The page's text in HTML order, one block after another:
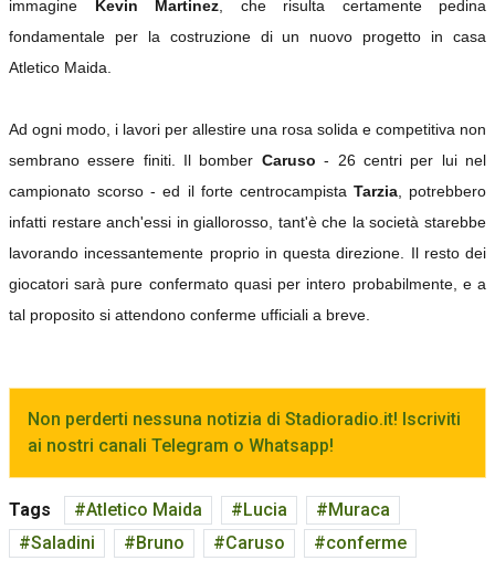
immagine Kevin Martinez , che risulta certamente pedina
fondamentale per la costruzione di un nuovo progetto in casa
Atletico Maida.
Ad ogni modo, i lavori per allestire una rosa solida e competitiva non
sembrano essere finiti. Il bomber Caruso- 26 centri per lui nel
campionato scorso - ed il forte centrocampista Tarzia, potrebbero
infatti restare anch'essi in giallorosso, tant'è che la società starebbe
lavorando incessantemente proprio in questa direzione. Il resto dei
giocatori sarà pure confermato quasi per intero probabilmente, e a
tal proposito si attendono conferme ufficiali a breve.
Non perderti nessuna notizia di Stadioradio.it! Iscriviti
ai nostri canali Telegram o Whatsapp!
Tags Atletico Maida Lucia
Muraca
Saladini
Bruno Caruso conferme